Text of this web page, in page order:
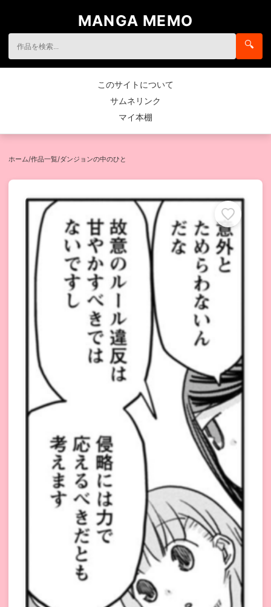
MANGA MEMO
🔍
このサイトについて
サムネリンク
マイ本棚
ホーム/作品一覧/ダンジョンの中のひと